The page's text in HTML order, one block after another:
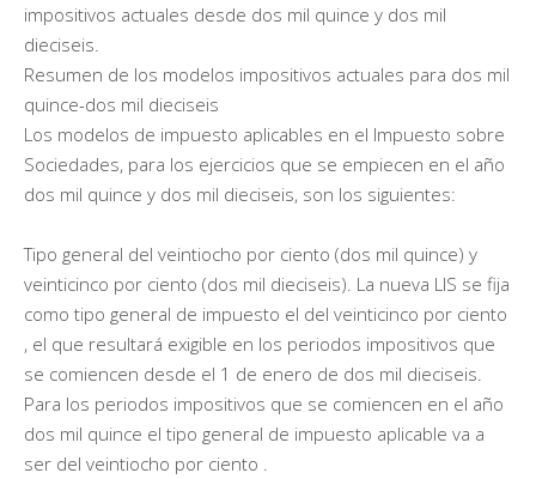
impositivos actuales desde dos mil quince y dos mil
dieciseis.
Resumen de los modelos impositivos actuales para dos mil
quince-dos mil dieciseis
Los modelos de impuesto aplicables en el Impuesto sobre
Sociedades, para los ejercicios que se empiecen en el año
dos mil quince y dos mil dieciseis, son los siguientes:
Tipo general del veintiocho por ciento (dos mil quince) y
veinticinco por ciento (dos mil dieciseis). La nueva LIS se fija
como tipo general de impuesto el del veinticinco por ciento
, el que resultará exigible en los periodos impositivos que
se comiencen desde el 1 de enero de dos mil dieciseis.
Para los periodos impositivos que se comiencen en el año
dos mil quince el tipo general de impuesto aplicable va a
ser del veintiocho por ciento .